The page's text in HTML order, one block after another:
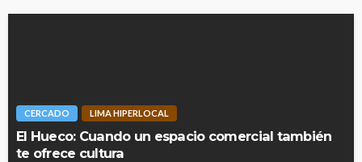
CERCADO LIMA HIPERLOCAL
El Hueco: Cuando un espacio comercial también
te ofrece cultura